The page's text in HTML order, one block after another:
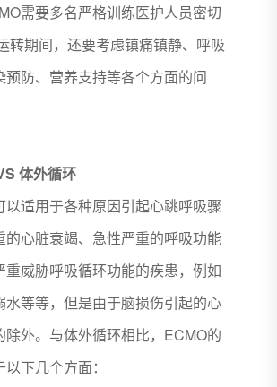
需要多名严格训练医护人员密切
转期间，还要考虑镇痛镇静、呼吸
预防、营养支持等各个方面的问
体外循环
适用于各种原因引起心跳呼吸骤
的心脏衰竭、急性严重的呼吸功能
重威胁呼吸循环功能的疾患，例如
水等等，但是由于脑损伤引起的心
除外。与体外循环相比，ECMO的
下几个方面：